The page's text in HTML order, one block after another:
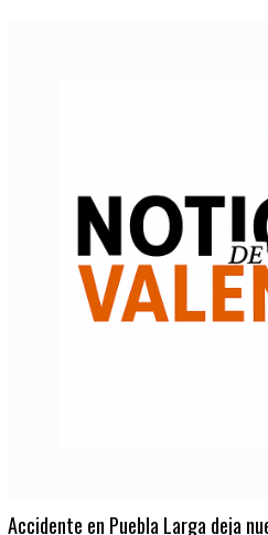
Accidente en Puebla Larga deja